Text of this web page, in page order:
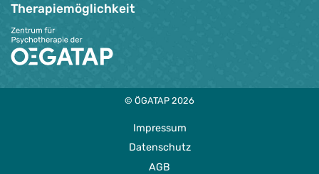
Therapie­möglichkeit
© ÖGATAP 2026
Impressum
Datenschutz
AGB